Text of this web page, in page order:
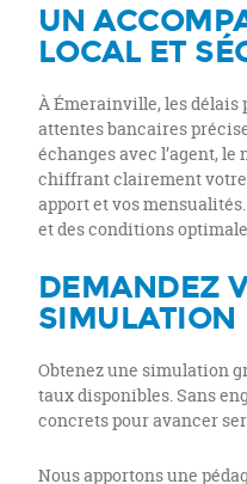
UN
LOCAL ET
À Émerainville, les délais
attentes bancaires
échanges avec l’agent,
chiffrant clairement votre
apport et vos
et des conditions
DEMANDEZ
SIMULATION
Obtenez une simulation
taux disponibles. Sans
concrets pour avancer
Nous apportons une